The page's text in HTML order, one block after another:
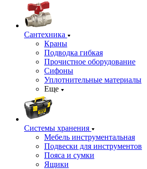
Сантехника
Краны
Подводка гибкая
Прочистное оборудование
Сифоны
Уплотнительные материалы
Еще
Системы хранения
Мебель инструментальная
Подвески для инструментов
Пояса и сумки
Ящики